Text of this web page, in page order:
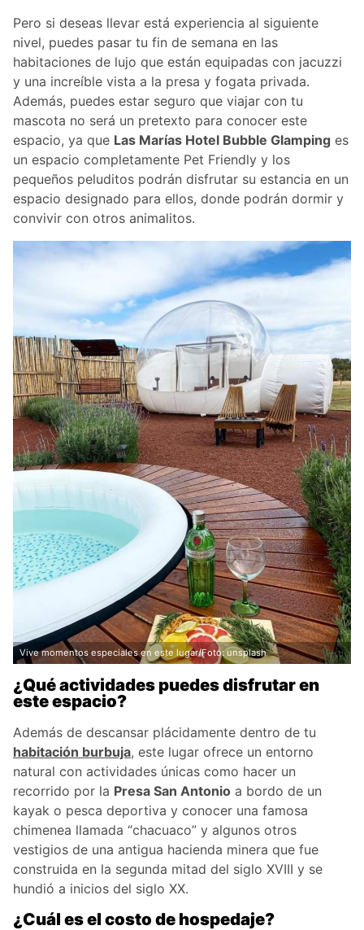
Pero si deseas llevar está experiencia al siguiente
nivel, puedes pasar tu fin de semana en las
habitaciones de lujo que están equipadas con jacuzzi
y una increíble vista a la presa y fogata privada.
Además, puedes estar seguro que viajar con tu
mascota no será un pretexto para conocer este
espacio, ya que Las Marías Hotel Bubble Glamping es
un espacio completamente Pet Friendly y los
pequeños peluditos podrán disfrutar su estancia en un
espacio designado para ellos, donde podrán dormir y
convivir con otros animalitos.
Vive momentos especiales en este lugar/Foto: unsplash
¿Qué actividades puedes disfrutar en
este espacio?
Además de descansar plácidamente dentro de tu
habitación burbuja, este lugar ofrece un entorno
natural con actividades únicas como hacer un
recorrido por la Presa San Antonio a bordo de un
kayak o pesca deportiva y conocer una famosa
chimenea llamada “chacuaco” y algunos otros
vestigios de una antigua hacienda minera que fue
construida en la segunda mitad del siglo XVIII y se
hundió a inicios del siglo XX.
¿Cuál es el costo de hospedaje?